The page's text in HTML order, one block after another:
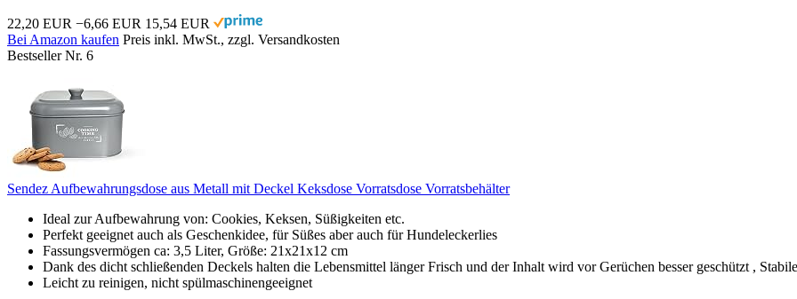
22,20 EUR −6,66 EUR 15,54 EUR
Bei Amazon kaufen Preis inkl. MwSt., zzgl. Versandkosten
Bestseller Nr. 6
Sendez Aufbewahrungsdose aus Metall mit Deckel Keksdose Vorratsdose Vorratsbehälter
Ideal zur Aufbewahrung von: Cookies, Keksen, Süßigkeiten etc.
Perfekt geeignet auch als Geschenkidee, für Süßes aber auch für Hundeleckerlies
Fassungsvermögen ca: 3,5 Liter, Größe: 21x21x12 cm
Dank des dicht schließenden Deckels halten die Lebensmittel länger Frisch und der Inhalt wird vor Gerüchen besser geschützt ,
Leicht zu reinigen, nicht spülmaschinengeeignet